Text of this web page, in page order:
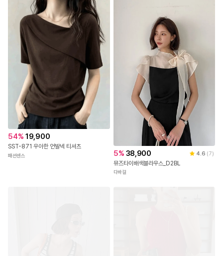
54% 19,900
SST-871 우아한 언발넥 티셔츠
패션센스 5% 38,900 4.6 (7)
뮤즈타이배색블라우스_D2BL
다바걸